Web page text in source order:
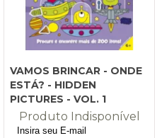
VAMOS BRINCAR - ONDE
ESTÁ? - HIDDEN
PICTURES - VOL. 1
Produto Indisponível